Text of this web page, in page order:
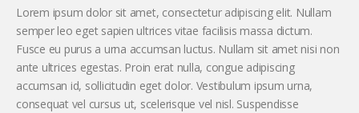
Lorem ipsum dolor sit amet, consectetur adipiscing elit. Nullam
semper leo eget sapien ultrices vitae facilisis massa dictum.
Fusce eu purus a urna accumsan luctus. Nullam sit amet nisi non
ante ultrices egestas. Proin erat nulla, congue adipiscing
accumsan id, sollicitudin eget dolor. Vestibulum ipsum urna,
consequat vel cursus ut, scelerisque vel nisl. Suspendisse